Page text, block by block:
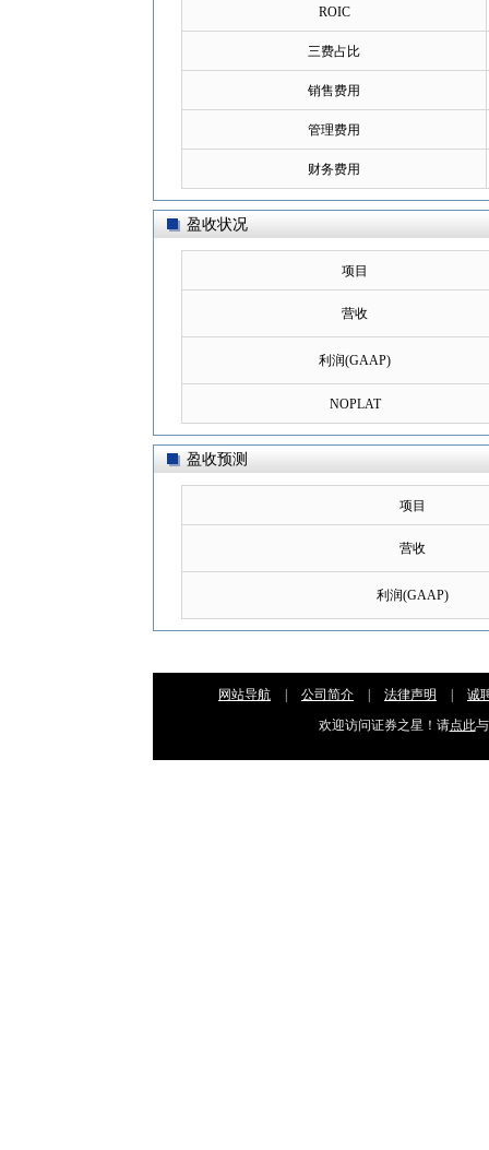
ROIC
三费占比
销售费用
管理费用
财务费用
盈收状况
项目
营收
利润(GAAP)
NOPLAT
盈收预测
项目
营收
利润(GAAP)
网站导航 | 公司简介 | 法律声明 |
诚
欢迎访问证券之星！请点此